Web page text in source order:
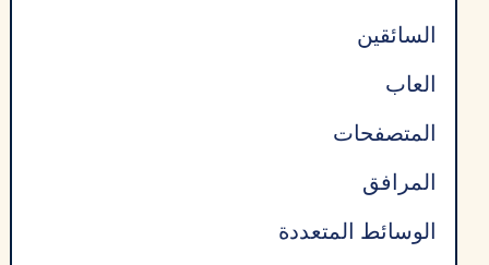
السائقين
العاب
المتصفحات
المرافق
الوسائط المتعددة